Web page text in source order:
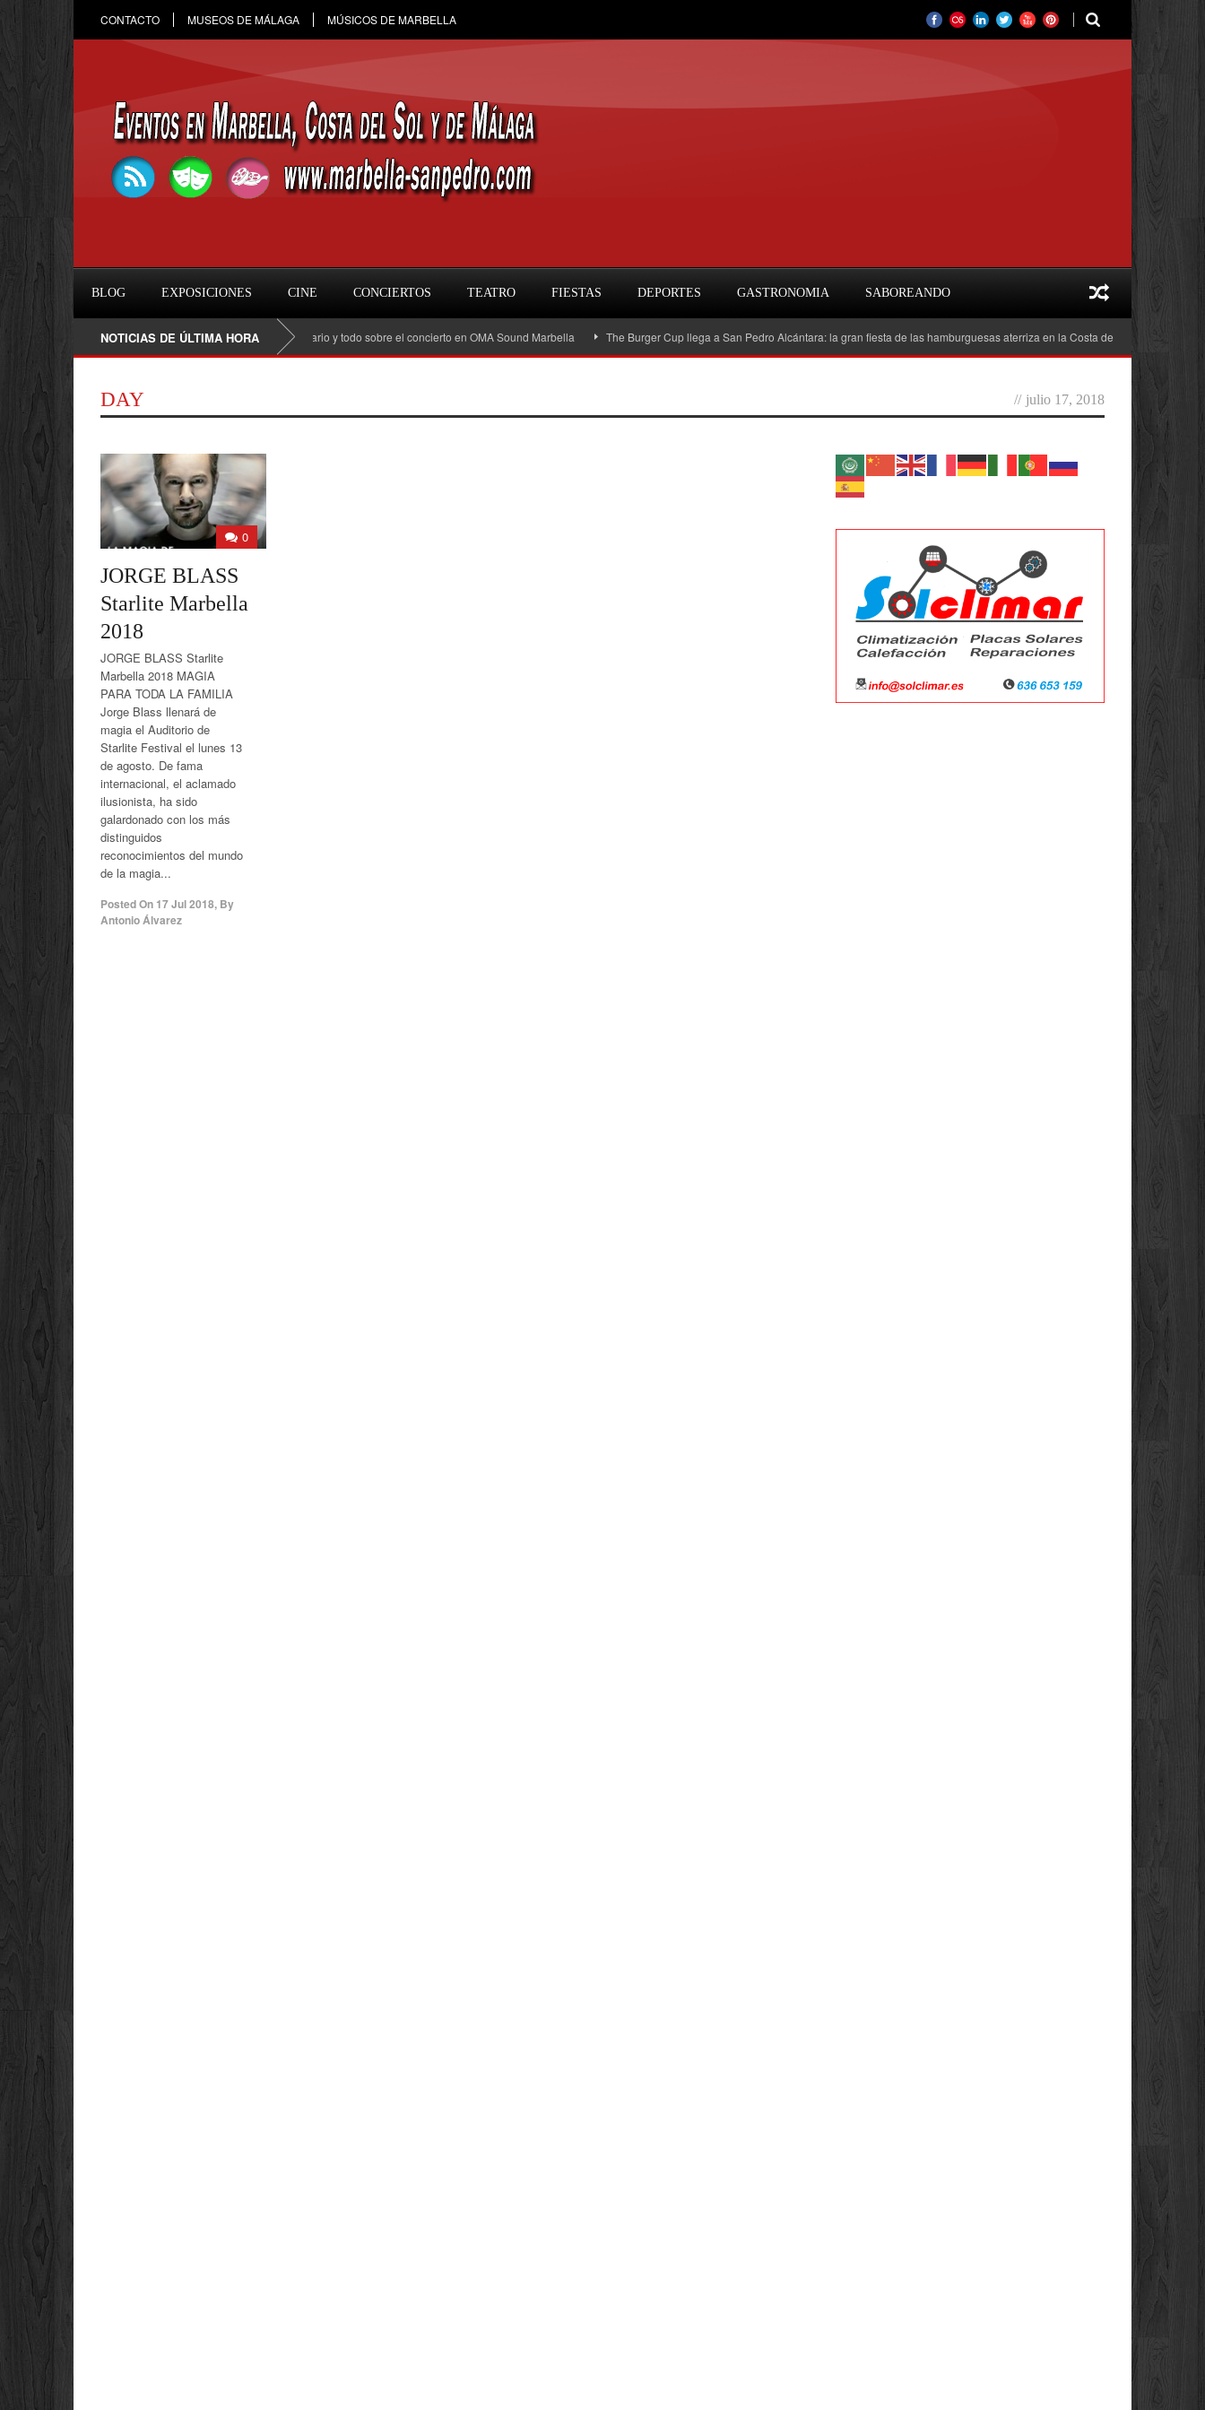
CONTACTO MUSEOS DE MÁLAGA MÚSICOS DE MARBELLA
BLOG EXPOSICIONES CINE CONCIERTOS TEATRO FIESTAS DEPORTES GASTRONOMIA SABOREANDO
NOTICIAS DE ÚLTIMA HORA
Raule en Marbella 2026: fecha, entradas, horario y todo sobre el concierto en OMA Sound Marbella The Burger Cup llega a San Pedro Alcántara: la gran fiesta de las hamburguesas aterriza en la Costa del Sol
DAY // julio 17, 2018
0
JORGE BLASS
Starlite Marbella
2018
JORGE BLASS Starlite
Marbella 2018 MAGIA
PARA TODA LA FAMILIA
Jorge Blass llenará de
magia el Auditorio de
Starlite Festival el lunes 13
de agosto. De fama
internacional, el aclamado
ilusionista, ha sido
galardonado con los más
distinguidos
reconocimientos del mundo
de la magia...
Posted On 17 Jul 2018, By
Antonio Álvarez